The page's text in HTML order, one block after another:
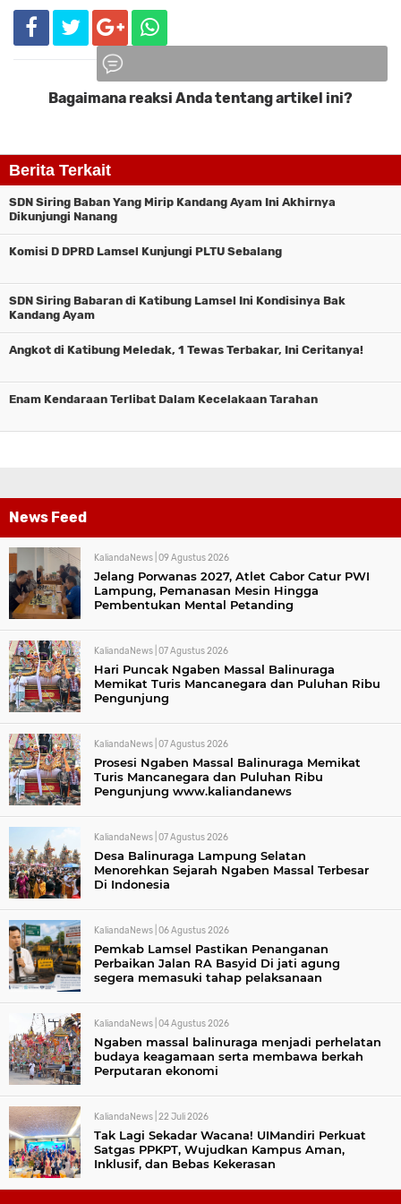
Komentar
Bagaimana reaksi Anda tentang artikel ini?
Berita Terkait
SDN Siring Baban Yang Mirip Kandang Ayam Ini Akhirnya
Dikunjungi Nanang
Komisi D DPRD Lamsel Kunjungi PLTU Sebalang
SDN Siring Babaran di Katibung Lamsel Ini Kondisinya Bak
Kandang Ayam
Angkot di Katibung Meledak, 1 Tewas Terbakar, Ini Ceritanya!
Enam Kendaraan Terlibat Dalam Kecelakaan Tarahan
News Feed
KaliandaNews | 09 Agustus 2026
Jelang Porwanas 2027, Atlet Cabor Catur PWI
Lampung, Pemanasan Mesin Hingga
Pembentukan Mental Petanding
KaliandaNews | 07 Agustus 2026
Hari Puncak Ngaben Massal Balinuraga
Memikat Turis Mancanegara dan Puluhan Ribu
Pengunjung
KaliandaNews | 07 Agustus 2026
Prosesi Ngaben Massal Balinuraga Memikat
Turis Mancanegara dan Puluhan Ribu
Pengunjung www.kaliandanews
KaliandaNews | 07 Agustus 2026
Desa Balinuraga Lampung Selatan
Menorehkan Sejarah Ngaben Massal Terbesar
Di Indonesia
KaliandaNews | 06 Agustus 2026
Pemkab Lamsel Pastikan Penanganan
Perbaikan Jalan RA Basyid Di jati agung
segera memasuki tahap pelaksanaan
KaliandaNews | 04 Agustus 2026
Ngaben massal balinuraga menjadi perhelatan
budaya keagamaan serta membawa berkah
Perputaran ekonomi
KaliandaNews | 22 Juli 2026
Tak Lagi Sekadar Wacana! UIMandiri Perkuat
Satgas PPKPT, Wujudkan Kampus Aman,
Inklusif, dan Bebas Kekerasan